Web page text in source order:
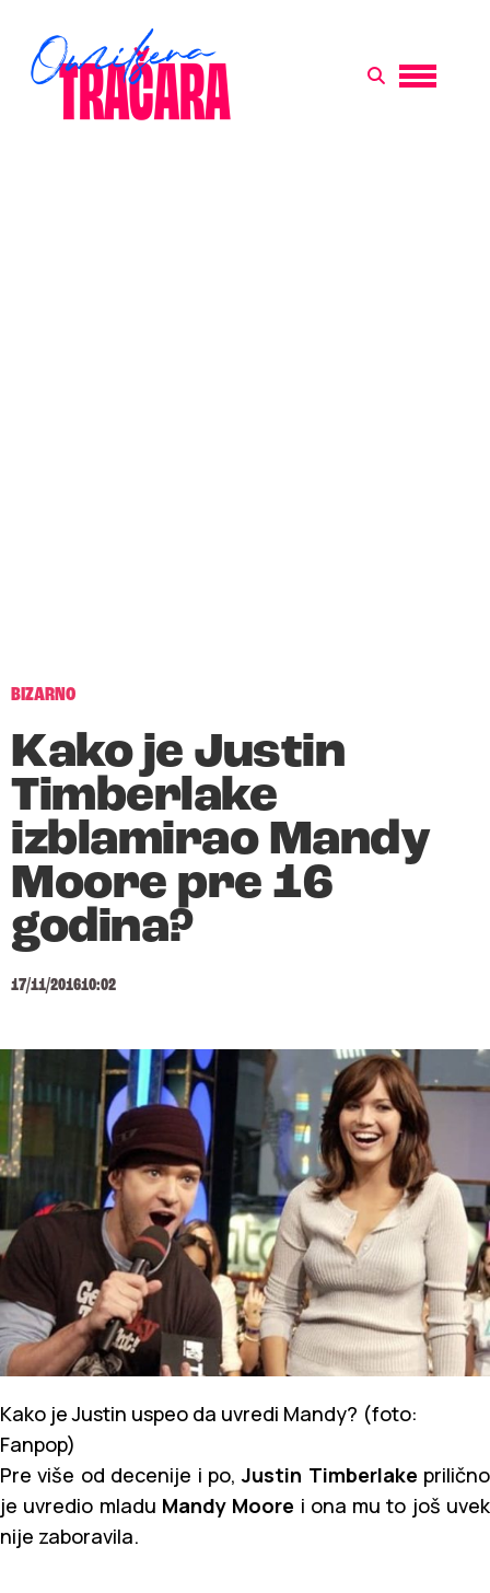
BIZARNO
Kako je Justin
Timberlake
izblamirao Mandy
Moore pre 16
godina?
17/11/201610:02
Kako je Justin uspeo da uvredi Mandy? (foto:
Fanpop)
Pre više od decenije i po,Justin Timberlake prilično
je uvredio mladu Mandy Moore i ona mu to još uvek
nije zaboravila.